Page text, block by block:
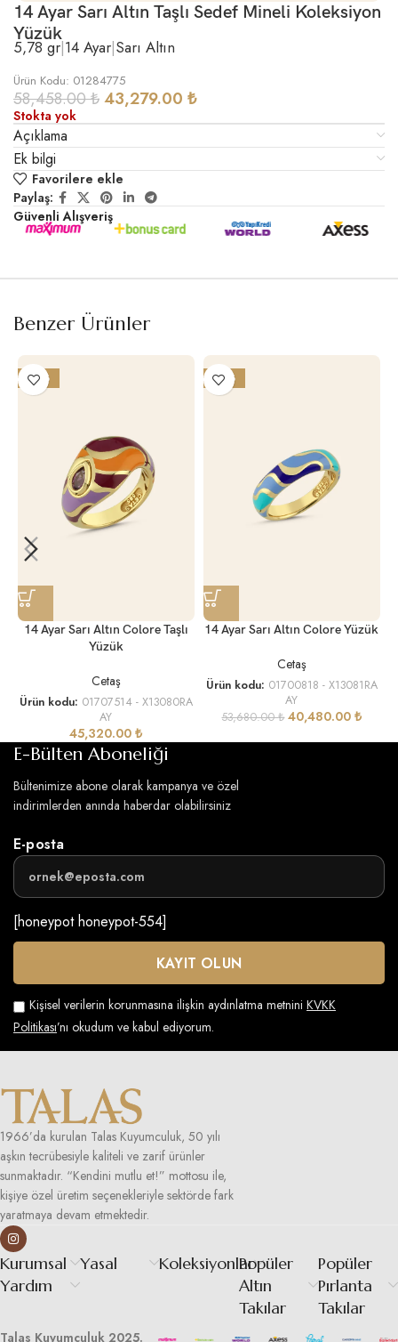
14 Ayar Sarı Altın Taşlı Sedef Mineli Koleksiyon
Yüzük
5,78 gr|14 Ayar|Sarı Altın
Ürün Kodu: 01284775
58,458.00₺43,279.00 ₺
Stokta yok
Açıklama
Ek bilgi
Favorilere ekle
Paylaş:
Güvenli Alışveriş
Benzer Ürünler
-27%
14 Ayar Sarı Altın Colore Taşlı
Yüzük
Cetaş
Ürün kodu: 01707514 - X13080RA
AY
45,320.00₺
-25%
14 Ayar Sarı Altın Colore Yüzük
Cetaş
Ürün kodu: 01700818 - X13081RA
AY
53,680.00₺ 40,480.00₺
E-Bülten Aboneliği
Bültenimize abone olarak kampanya ve özel
indirimlerden anında haberdar olabilirsiniz
E-posta
[honeypot honeypot-554]
Kişisel verilerin korunmasına ilişkin aydınlatma metnini KVKK
Politikası’nı okudum ve kabul ediyorum.
1966’da kurulan Talas Kuyumculuk, 50 yılı
aşkın tecrübesiyle kaliteli ve zarif ürünler
sunmaktadır. “Kendini mutlu et!” mottosu ile,
kişiye özel üretim seçenekleriyle sektörde fark
yaratmaya devam etmektedir.
Kurumsal
Yardım
Yasal KoleksiyonlarPopüler
Altın
Takılar
Popüler
Pırlanta
Takılar
Talas Kuyumculuk 2025.